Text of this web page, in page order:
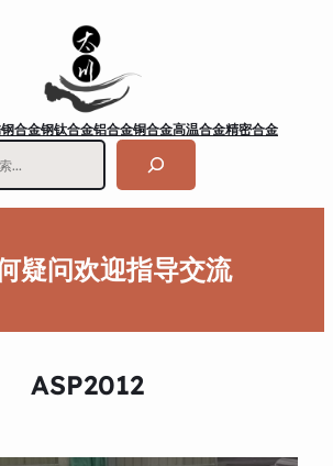
合金钢钛合金铝合金铜合金高温合金精密合金
疑问欢迎指导交流
ASP2012